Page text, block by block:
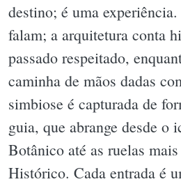
destino; é uma
falam; a arquitetura conta
passado respeitado,
caminha de mãos dadas
simbiose é capturada de
guia, que abrange desde o
Botânico até as ruelas
Histórico. Cada entrada é